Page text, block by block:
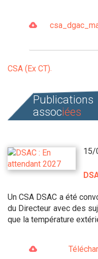
CSA (Ex CT)
Publications
associées
15/
Un CSA DSAC a été
du Directeur avec des
que la température